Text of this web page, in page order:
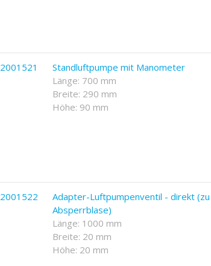
2001521
Standluftpumpe mit Manometer
Länge: 700 mm
Breite: 290 mm
Höhe: 90 mm
2001522
Adapter-Luftpumpenventil - direkt (zu
Absperrblase)
Länge: 1000 mm
Breite: 20 mm
Höhe: 20 mm